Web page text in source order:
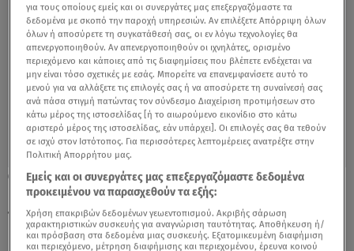
19.07.21, 16:12
Νίκος Πορτοκάλογλου: Έγινε πρώτη φορά
παππούς!
για τους οποίους εμείς και οι συνεργάτες μας επεξεργαζόμαστε τα
δεδομένα με σκοπό την παροχή υπηρεσιών. Αν επιλέξετε Απόρριψη όλων
όλων ή αποσύρετε τη συγκατάθεσή σας, οι εν λόγω τεχνολογίες θα
απενεργοποιηθούν. Αν απενεργοποιηθούν οι ιχνηλάτες, ορισμένο
περιεχόμενο και κάποιες από τις διαφημίσεις που βλέπετε ενδέχεται να
μην είναι τόσο σχετικές με εσάς. Μπορείτε να επανεμφανίσετε αυτό το
μενού για να αλλάξετε τις επιλογές σας ή να αποσύρετε τη συναίνεσή σας
ανά πάσα στιγμή πατώντας τον σύνδεσμο Διαχείριση προτιμήσεων στο
κάτω μέρος της ιστοσελίδας [ή το αιωρούμενο εικονίδιο στο κάτω
αριστερό μέρος της ιστοσελίδας, εάν υπάρχει]. Οι επιλογές σας θα τεθούν
σε ισχύ στον Ιστότοπος. Για περισσότερες λεπτομέρειες ανατρέξτε στην
Πολιτική Απορρήτου μας.
Εμείς και οι συνεργάτες μας επεξεργαζόμαστε δεδομένα
προκειμένου να παρασχεθούν τα εξής:
Χρήση επακριβών δεδομένων γεωεντοπισμού. Ακριβής σάρωση
χαρακτηριστικών συσκευής για αναγνώριση ταυτότητας. Αποθήκευση ή/
και πρόσβαση στα δεδομένα μιας συσκευής. Εξατομικευμένη διαφήμιση
και περιεχόμενο, μέτρηση διαφήμισης και περιεχομένου, έρευνα κοινού